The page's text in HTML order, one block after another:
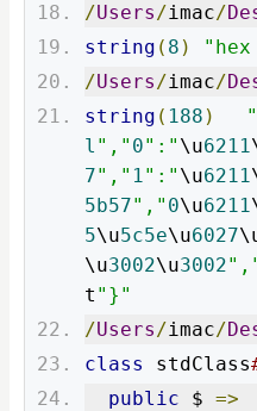
/Users/imac/
string ( 8 )
/Users/imac/
string ( 188 )
l "," 0":" \u6211
7"," 1":" \u6211
5b57"," 0\u6211
5\u5c5e\u6027
\u3002\u3002
t "}"
/Users/imac/
class
stdClass
public $ =>